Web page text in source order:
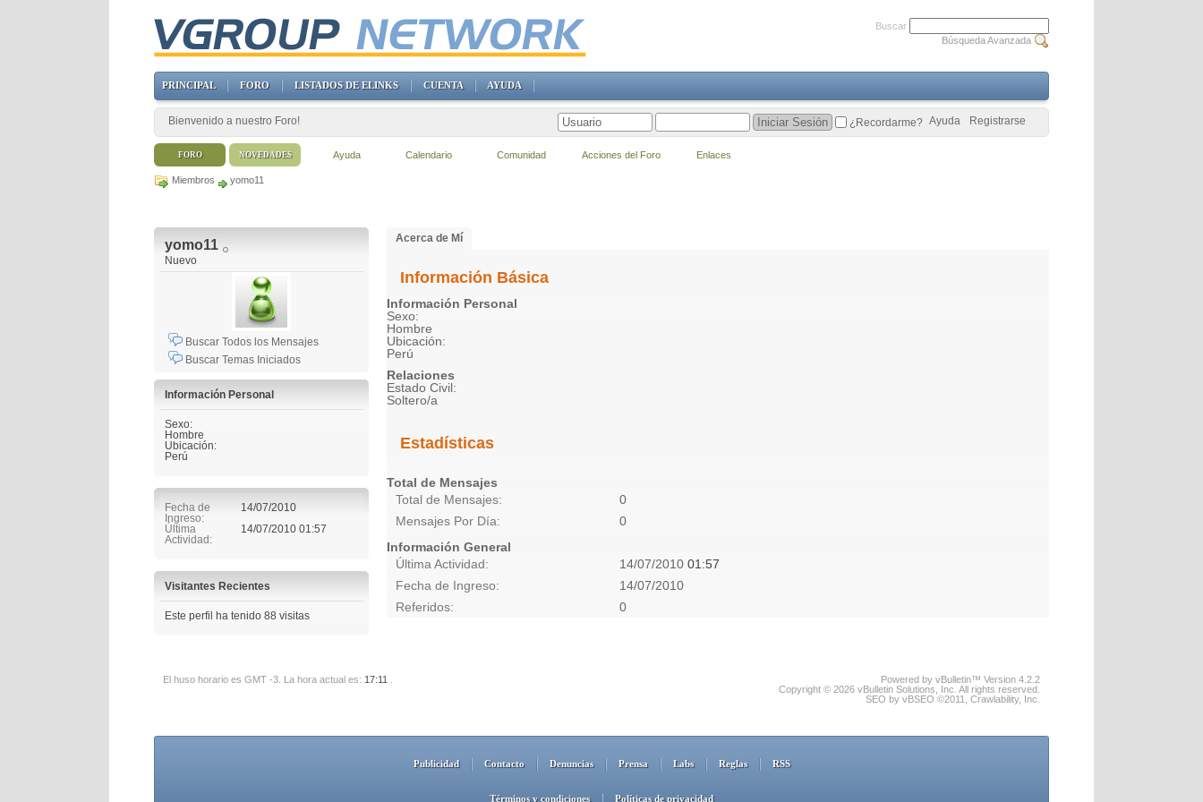
Miembros yomo11
yomo11
Nuevo
Buscar Todos los Mensajes
Buscar Temas Iniciados
Información Personal
Sexo:
Hombre
Ubicación:
Perú
Fecha de
Ingreso
14/07/2010
Última
Actividad
14/07/2010 01:57
Visitantes Recientes
Este perfil ha tenido 88 visitas
Acerca de Mí
Información Básica
Información Personal
Sexo:
Hombre
Ubicación:
Perú
Relaciones
Estado Civil:
Soltero/a
Estadísticas
Total de Mensajes
Total de Mensajes
0
Mensajes Por Día
0
Información General
Última Actividad
14/07/2010 01:57
Fecha de Ingreso
14/07/2010
Referidos
0
El huso horario es GMT -3. La hora actual es: 17:11
Powered by vBulletin™ Version 4.2.2
Copyright © 2026 vBulletin Solutions, Inc. All rights reserved.
SEO by vBSEO ©2011, Crawlability, Inc.
Publicidad Contacto Denuncias Prensa Labs Reglas RSS
Términos y condiciones Políticas de privacidad
Buscar
Búsqueda Avanzada
PRINCIPAL FORO LISTADOS DE ELINKS CUENTA AYUDA
Bienvenido a nuestro Foro! Registrarse
Ayuda
¿Recordarme?
FORO Ayuda Calendario Comunidad Acciones del Foro Enlaces
NOVEDADES